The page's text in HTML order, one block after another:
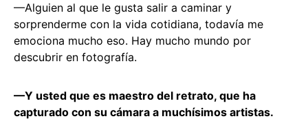
—Alguien al que le gusta salir a caminar y
sorprenderme con la vida cotidiana, todavía me
emociona mucho eso. Hay mucho mundo por
descubrir en fotografía.
—Y usted que es maestro del retrato, que ha
capturado con su cámara a muchísimos artistas.